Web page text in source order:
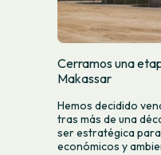
Cerramos una
Makassar
Hemos decidido
tras más de una
ser estratégica
económicos y